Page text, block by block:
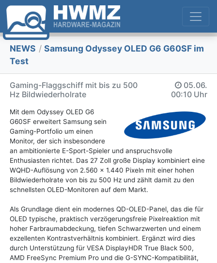
NEWS / Samsung Odyssey OLED G6 G60SF im
Test
Gaming-Flaggschiff mit bis zu 500
Hz Bildwiederholrate
05.06.
00:10 Uhr
Mit dem Odyssey OLED G6
G60SF erweitert Samsung sein
Gaming-Portfolio um einen
Monitor, der sich insbesondere
an ambitionierte E-Sport-Spieler und anspruchsvolle
Enthusiasten richtet. Das 27 Zoll große Display kombiniert eine
WQHD-Auflösung von 2.560 x 1.440 Pixeln mit einer hohen
Bildwiederholrate von bis zu 500 Hz und zählt damit zu den
schnellsten OLED-Monitoren auf dem Markt.
Als Grundlage dient ein modernes QD-OLED-Panel, das die für
OLED typische, praktisch verzögerungsfreie Pixelreaktion mit
hoher Farbraumabdeckung, tiefen Schwarzwerten und einem
exzellenten Kontrastverhältnis kombiniert. Ergänzt wird dies
durch Unterstützung für VESA DisplayHDR True Black 500,
AMD FreeSync Premium Pro und die G-SYNC-Kompatibilität,